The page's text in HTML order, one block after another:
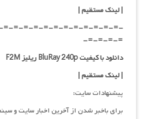
| لینک مستقیم|
=-=-=-=-=-=-=-=-=-=-=-
=-=-=-=-
دانلود با کیفیت BluRay 240p ریلیز F2M
| لینک مستقیم|
پیشنهادات سایت:
برای باخبر شدن از آخرین اخبار سایت و